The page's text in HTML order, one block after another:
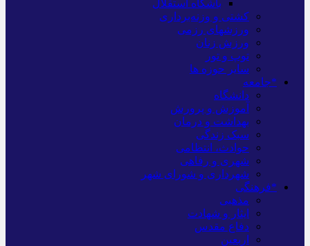
باشگاه استقلال
کشتی و وزنه‌برداری
ورزشهای رزمی
ورزش زنان
توپ و تور
سایر حوزه ها
*جامعه
دانشگاه
آموزش و پرورش
بهداشت و درمان
سبک زندگی
حوادث، انتظامی
شهری و رفاهی
شهرداری و شورای شهر
*فرهنگی
مذهبی
ایثار و شهادت
دفاع مقدس
اربعین